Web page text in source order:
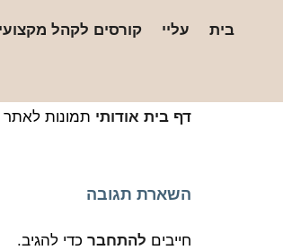
בית עליי קורסים לקהל מקצועי
דף בית אודותי תמונות לאתר
השארת תגובה
חייבים להתחבר כדי להגיב.